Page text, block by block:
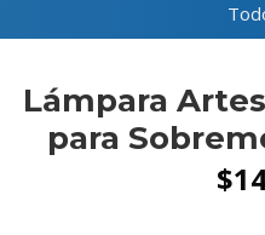
Lámpara
para